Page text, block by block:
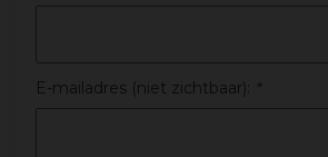
E-mailadres (niet zichtbaar): *